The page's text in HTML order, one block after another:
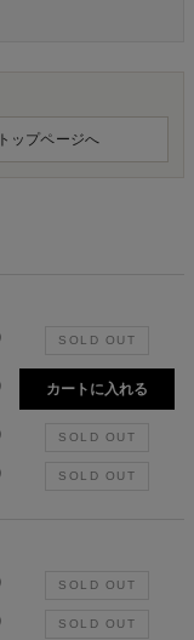
トップページへ
カートに入れる